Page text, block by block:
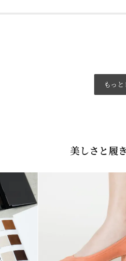
もっ
美しさと履